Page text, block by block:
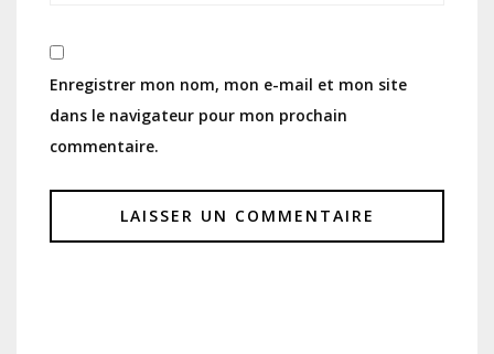
Enregistrer mon nom, mon e-mail et mon site
dans le navigateur pour mon prochain
commentaire.